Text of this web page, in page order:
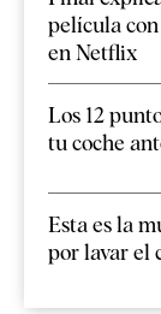
película con
en Netflix
Los 12
tu coche
Esta es la
por lavar el